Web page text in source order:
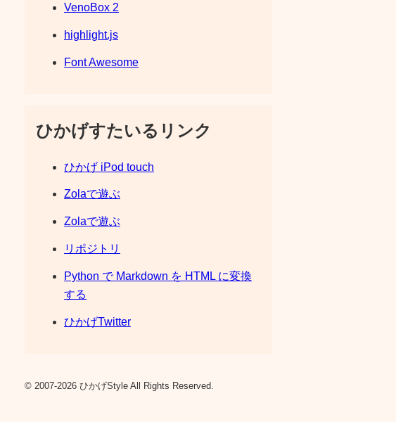
VenoBox 2
highlight.js
Font Awesome
ひかげすたいるリンク
ひかげ iPod touch
Zolaで遊ぶ
Zolaで遊ぶ
リポジトリ
Python で Markdown を HTML に変換
する
ひかげTwitter
© 2007-2026 ひかげStyle All Rights Reserved.